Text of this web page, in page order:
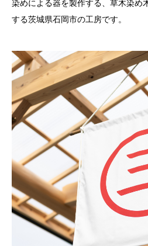
染めによる器を製作する、草木染め
する茨城県石岡市の工房です。